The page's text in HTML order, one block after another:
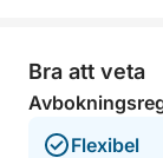
Bra att veta
Flexibel